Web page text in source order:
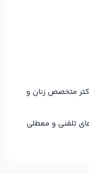
متخصص زنان و
تلفنی و معطلی